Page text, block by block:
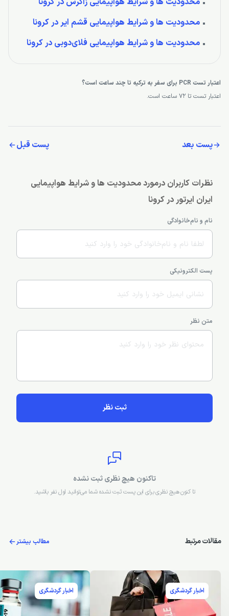
محدودیت ها و شرایط هواپیمایی قشم ایر در کرونا
محدودیت ها و شرایط هواپیمایی فلای‌دوبی در کرونا
اعتبار تست PCR برای سفر به ترکیه تا چند ساعت است؟
اعتبار تست تا 72 ساعت است.
پست بعد پست قبل
نظرات کاربران درمورد محدودیت ها و شرایط هواپیمایی
ایران ایرتور در کرونا
نام و نام‌خانوادگی
پست الکترونیکی
متن نظر
ثبت نظر
تاکنون هیچ نظری ثبت نشده
تا کنون هیچ نظری برای این پست ثبت نشده شما می‌توانید اول نفر باشید.
مقالات مرتبط مطالب بیشتر
اخبار گردشگری اخبار گردشگری